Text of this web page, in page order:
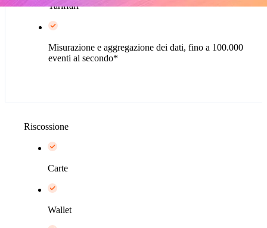
Tariffari*
Misurazione e aggregazione dei dati, fino a 100.000
eventi al secondo*
Riscossione
Carte
Wallet